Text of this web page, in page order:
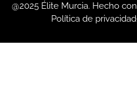
@2025 Élite Murcia. Hecho con
Política de privacidad